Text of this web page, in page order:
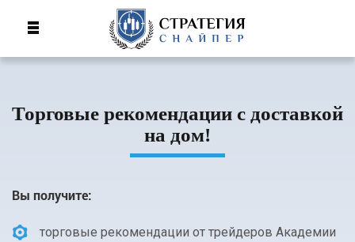
Торговые рекомендации с доставкой
на дом!
Вы получите:
торговые рекомендации от трейдеров Академии